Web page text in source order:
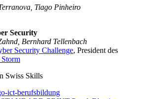
Tiago Pinheiro
Security
Bernhard Tellenbach
Security Challenge, President des
Swiss Skills